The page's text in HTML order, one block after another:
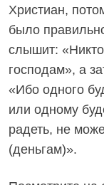
Христиан,
было
слышит:
господам», а
«Ибо одного
или одному
радеть, не
(деньгам)».